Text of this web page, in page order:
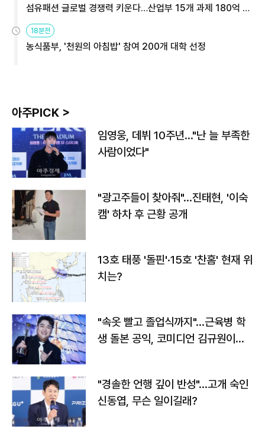
섬유패션 글로벌 경쟁력 키운다…산업부 15개 과제 180억 지
원
18분전
농식품부, '천원의 아침밥' 참여 200개 대학 선정
아주PICK >
임영웅, 데뷔 10주년…"난 늘 부족한
사람이었다"
"광고주들이 찾아줘"…진태현, '이숙
캠' 하차 후 근황 공개
13호 태풍 '돌핀'·15호 '찬홈' 현재 위
치는?
"속옷 빨고 졸업식까지"…근육병 학
생 돌본 공익, 코미디언 김규원이었
"경솔한 언행 깊이 반성"…고개 숙인
신동엽, 무슨 일이길래?